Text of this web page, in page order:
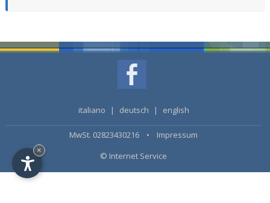
italiano | deutsch | english
MwSt. 02823430216 • Impressum
© Internet Service
×